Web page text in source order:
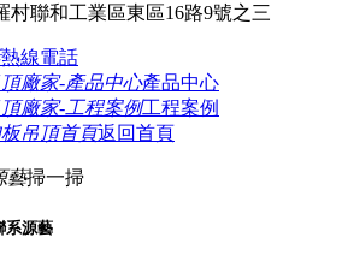
村聯和工業區東區16路9號之三
熱線電話
產品中心
工程案例
返回首頁
掃一掃
系源藝